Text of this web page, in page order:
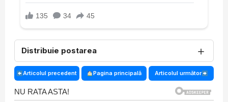
Distribuie postarea ＋
Articolul precedent Pagina principală Articolul următor